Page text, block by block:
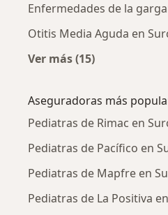
Enfermedades de la
Otitis Media Aguda en
Ver más (15)
Aseguradoras más
Pediatras de Rimac en
Pediatras de Pacífico en
Pediatras de Mapfre en
Pediatras de La Positiva